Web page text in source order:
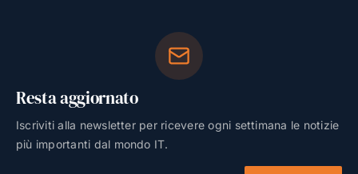
Resta aggiornato
Iscriviti alla newsletter per ricevere ogni settimana le notizie
più importanti dal mondo IT.